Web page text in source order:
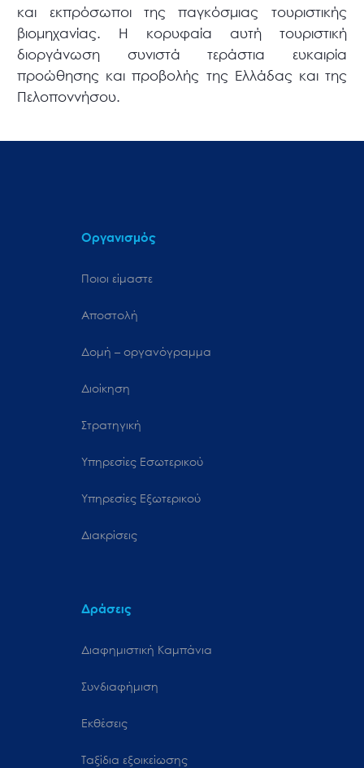
και εκπρόσωποι της παγκόσμιας τουριστικής
βιομηχανίας. Η κορυφαία αυτή τουριστική
διοργάνωση συνιστά τεράστια ευκαιρία
προώθησης και προβολής της Ελλάδας και της
Πελοποννήσου.
Οργανισμός
Ποιοι είμαστε
Αποστολή
Δομή – οργανόγραμμα
Διοίκηση
Στρατηγική
Υπηρεσίες Εσωτερικού
Υπηρεσίες Εξωτερικού
Διακρίσεις
Δράσεις
Διαφημιστική Καμπάνια
Συνδιαφήμιση
Εκθέσεις
Ταξίδια εξοικείωσης